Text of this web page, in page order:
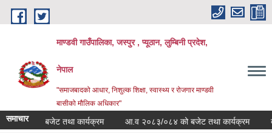
Skip to main content
माण्डवी गाउँपालिका, जस्पुर , प्यूठान, लुम्बिनी प्रदेश,
नेपाल
"समाजबादको आधार, निशुल्क शिक्षा, स्वास्थ्य र रोजगार माण्डवी
बासीको मौलिक अधिकार"
समाचारबजेट तथा कार्यक्रम आ.व २०८३/०८४ को बजेट तथा कार्यक्रम